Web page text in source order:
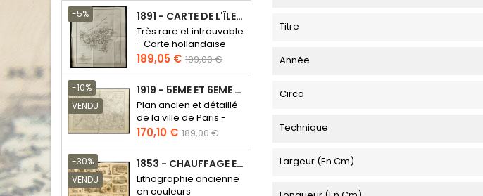
-5% 1891 - CARTE DE L'ÎLE DE BORNÉO
Très rare et introuvable
- Carte hollandaise
Prix
189,05 € Prix
de
base
199,00 €
-10%
VENDU
1919 - 5EME ET 6EME ARRONDISSEMENT DE PARIS
Plan ancien et détaillé
de la ville de Paris -
Odéon - Sorbonne
Prix
170,10 € Prix
de
base
189,00 €
-30%
VENDU
1853 - CHAUFFAGE ET ÉCLAIRAGE (LITHOGRAPHIE)
Lithographie ancienne
en couleurs
Titre
Année
Circa
Technique
Largeur (en Cm)